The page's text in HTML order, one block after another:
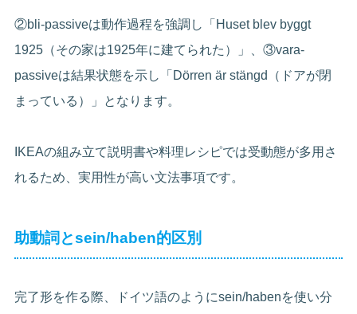
②bli-passiveは動作過程を強調し「Huset blev byggt
1925（その家は1925年に建てられた）」、③vara-
passiveは結果状態を示し「Dörren är stängd（ドアが閉
まっている）」となります。
IKEAの組み立て説明書や料理レシピでは受動態が多用さ
れるため、実用性が高い文法事項です。
助動詞とsein/haben的区別
完了形を作る際、ドイツ語のようにsein/habenを使い分